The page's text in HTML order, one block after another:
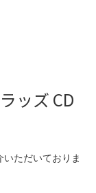
ッズ CD
ただいておりま